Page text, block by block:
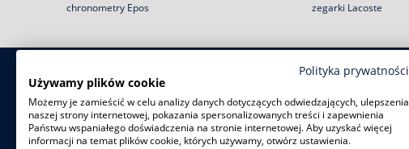
chronometry Epos
zegarki Lacoste
Zakupy
Zwroty i wymiany
Negocjacja ceny
Rabat na start!
Reklamacje
Regulamin
Jak kupić na raty?
Polityka prywatności
Używamy plików cookie
Możemy je zamieścić w celu analizy danych dotyczących odwiedzających, ulepszenia
naszej strony internetowej, pokazania spersonalizowanych treści i zapewnienia
Państwu wspaniałego doświadczenia na stronie internetowej. Aby uzyskać więcej
informacji na temat plików cookie, których używamy, otwórz ustawienia.